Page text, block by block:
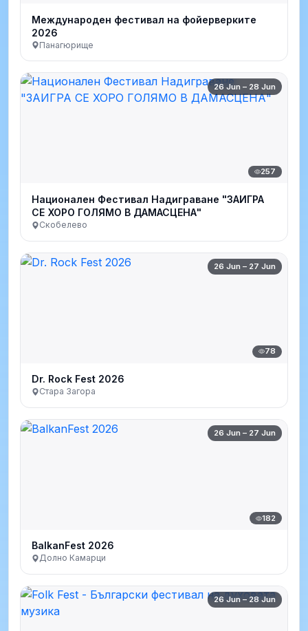
Международен фестивал на фойерверките
2026
Панагюрище
26 Jun – 28 Jun
257
Национален Фестивал Надиграване "ЗАИГРА
СЕ ХОРО ГОЛЯМО В ДАМАСЦЕНА"
Скобелево
26 Jun – 27 Jun
78
Dr. Rock Fest 2026
Стара Загора
26 Jun – 27 Jun
182
BalkanFest 2026
Долно Камарци
26 Jun – 28 Jun